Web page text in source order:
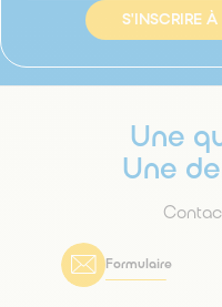
S'INSCRIRE À
Une
Une
Formulaire